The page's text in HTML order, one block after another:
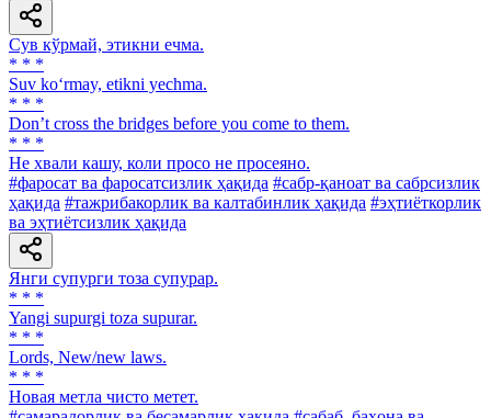
Сув кўрмай, этикни ечма.
* * *
Suv ko‘rmay, etikni yechma.
* * *
Don’t cross the bridges before you come to them.
* * *
He хвали кашу, коли просо не просеяно.
#фаросат ва фаросатсизлик ҳақида #сабр-қаноат ва сабрсизлик
ҳақида #тажрибакорлик ва калтабинлик ҳақида #эҳтиёткорлик
ва эҳтиётсизлик ҳақида
Янги супурги тоза супурар.
* * *
Yangi supurgi toza supurar.
* * *
Lords, New/new laws.
* * *
Новая метла чисто метет.